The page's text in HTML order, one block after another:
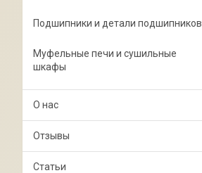
Подшипники и детали подшипников
Муфельные печи и сушильные
шкафы
О нас
Отзывы
Статьи